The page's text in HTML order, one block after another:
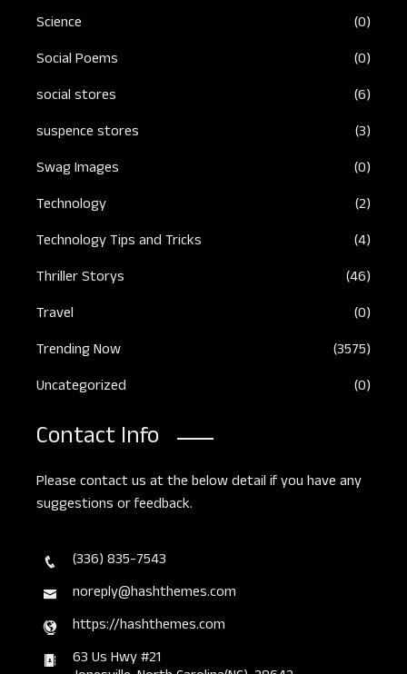
Science
(0)
Social Poems
(0)
social stores
(6)
suspence stores
(3)
Swag Images
(0)
Technology
(2)
Technology Tips and Tricks
(4)
Thriller Storys
(46)
Travel
(0)
Trending Now
(3575)
Uncategorized
(0)
Contact Info
Please contact us at the below detail if you have any
suggestions or feedback.
(336) 835-7543
noreply@hashthemes.com
https://hashthemes.com
63 Us Hwy #21